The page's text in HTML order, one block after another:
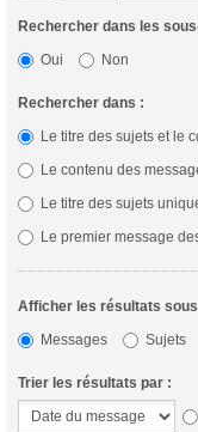
Rechercher dans les
Oui
Non
Rechercher dans :
Le titre des sujets et le
Le contenu des
Le titre des sujets
Le premier message
Afficher les résultats
Messages
Sujets
Trier les résultats par :